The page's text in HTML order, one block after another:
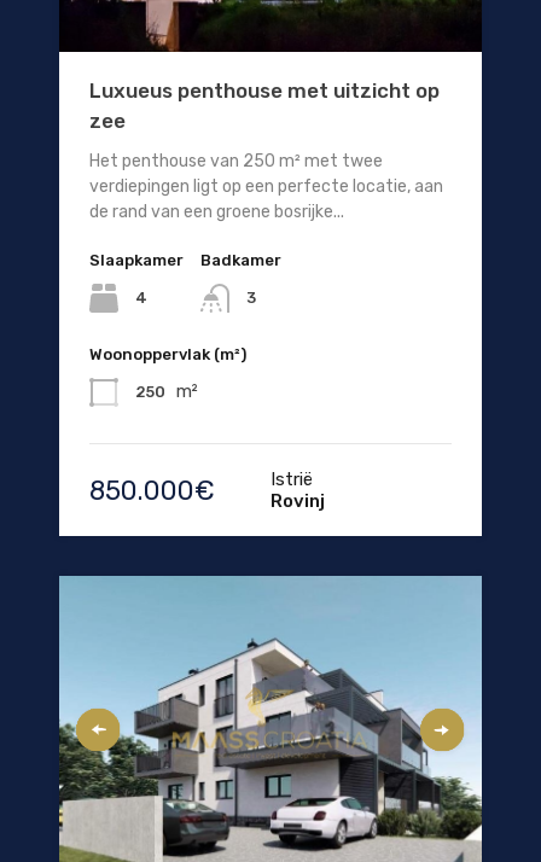
Luxueus penthouse met uitzicht op
zee
Het penthouse van 250 m² met twee
verdiepingen ligt op een perfecte locatie, aan
de rand van een groene bosrijke...
Slaapkamer
4
Badkamer
3
Woonoppervlak (m²)
250 m²
850.000€
Istrië
Rovinj